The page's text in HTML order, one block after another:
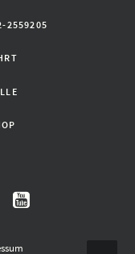
2559205